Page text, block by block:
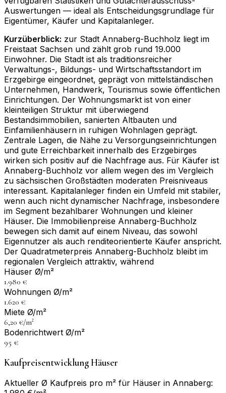
Auswertungen — ideal als Entscheidungsgrundlage für
Eigentümer, Käufer und Kapitalanleger.
Kurzüberblick: zur Stadt Annaberg-Buchholz liegt im
Freistaat Sachsen und zählt grob rund 19.000
Einwohner. Die Stadt ist als traditionsreicher
Verwaltungs-, Bildungs- und Wirtschaftsstandort im
Erzgebirge eingeordnet, geprägt von mittelständischen
Unternehmen, Handwerk, Tourismus sowie öffentlichen
Einrichtungen. Der Wohnungsmarkt ist von einer
kleinteiligen Struktur mit überwiegend
Bestandsimmobilien, sanierten Altbauten und
Einfamilienhäusern in ruhigen Wohnlagen geprägt.
Zentrale Lagen, die Nähe zu Versorgungseinrichtungen
und gute Erreichbarkeit innerhalb des Erzgebirges
wirken sich positiv auf die Nachfrage aus. Für Käufer ist
Annaberg-Buchholz vor allem wegen des im Vergleich
zu sächsischen Großstädten moderaten Preisniveaus
interessant. Kapitalanleger finden ein Umfeld mit stabiler,
wenn auch nicht dynamischer Nachfrage, insbesondere
im Segment bezahlbarer Wohnungen und kleiner
Häuser. Die Immobilienpreise Annaberg-Buchholz
bewegen sich damit auf einem Niveau, das sowohl
Eigennutzer als auch renditeorientierte Käufer anspricht.
Der Quadratmeterpreis Annaberg-Buchholz bleibt im
regionalen Vergleich attraktiv, während
Häuser Ø/m²
1.980 €
Wohnungen Ø/m²
1.620 €
Miete Ø/m²
6,20 €/m²
Bodenrichtwert Ø/m²
95 €
Kaufpreisentwicklung Häuser
Aktueller Ø Kaufpreis pro m² für Häuser in Annaberg: